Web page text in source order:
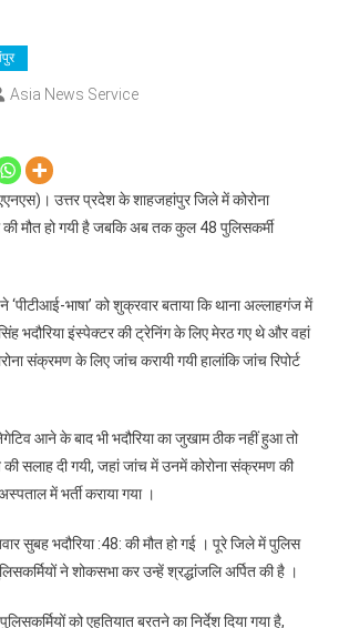
Asia News Service
उत्तर प्रदेश के शाहजहांपुर जिले में कोरोना
की मौत हो गयी है जबकि अब तक कुल 48 पुलिसकर्मी
भाषा’ को शुक्रवार बताया कि थाना अल्लाहगंज में
भदौरिया इंस्पेक्टर की ट्रेनिंग के लिए मेरठ गए थे और वहां
संक्रमण के लिए जांच करायी गयी हालांकि जांच रिपोर्ट
आने के बाद भी भदौरिया का जुखाम ठीक नहीं हुआ तो
सलाह दी गयी, जहां जांच में उनमें कोरोना संक्रमण की
में भर्ती कराया गया ।
सुबह भदौरिया :48: की मौत हो गई । पूरे जिले में पुलिस
ने शोकसभा कर उन्हें श्रद्धांजलि अर्पित की है ।
को एहतियात बरतने का निर्देश दिया गया है,